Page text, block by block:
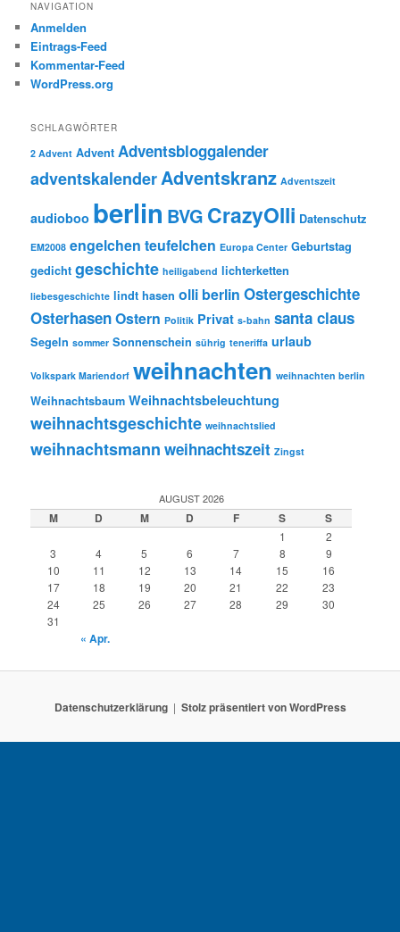
NAVIGATION
Anmelden
Eintrags-Feed
Kommentar-Feed
WordPress.org
SCHLAGWÖRTER
2 Advent Advent Adventsbloggalender
adventskalenderAdventskranz Adventszeit
audioboo berlin BVG CrazyOlli Datenschutz
EM2008 engelchen teufelchen Europa Center Geburtstag
gedicht geschichte heiligabend lichterketten
liebesgeschichte lindt hasen olli berlin Ostergeschichte
OsterhasenOstern Politik Privat s-bahn santa claus
Segeln sommer Sonnenschein sührig teneriffa urlaub
Volkspark Mariendorf weihnachten weihnachten berlin
Weihnachtsbaum Weihnachtsbeleuchtung
weihnachtsgeschichte weihnachtslied
weihnachtsmann weihnachtszeit Zingst
AUGUST 2026
M D M D F S S
1
2
3
4 5 6 7 8
9
10
11 12 13 14 15
16
17
18 19 20 21 22
23
24
25 26 27 28 29
30
31
« Apr.
Datenschutzerklärung Stolz präsentiert von WordPress